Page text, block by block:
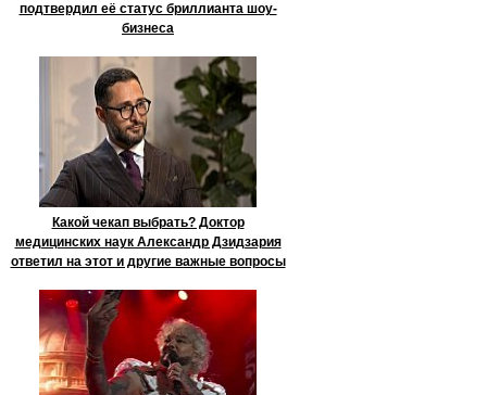
подтвердил её статус бриллианта шоу-
бизнеса
Какой чекап выбрать? Доктор
медицинских наук Александр Дзидзария
ответил на этот и другие важные вопросы